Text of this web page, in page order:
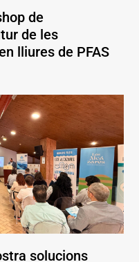
de
de les
lliures de PFAS
solucions